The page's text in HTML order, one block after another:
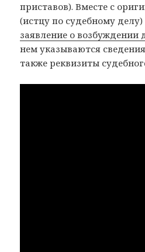
приставов). Вместе с
(истцу по судебному
заявление о возбуждении
нем указываются
также реквизиты